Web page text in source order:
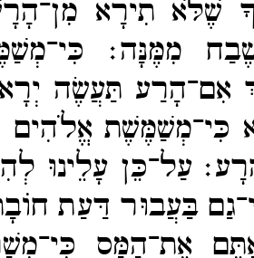
שֶׁלֹּא תִירָא
מִמֶּנָּה׃
אִם־​הָרַע תַּעֲשֶׂה
כִּי־​מְשַׁמֶּשֶׁת אֱלֹהִים
עַל־​כֵּן עָלֵינוּ
בַּעֲבוּר דַּעַת
אֶת־​הַמַּס